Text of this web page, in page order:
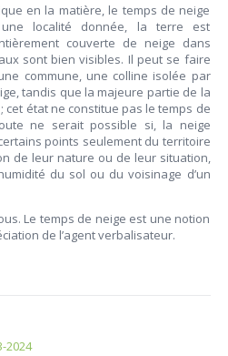
en la matière, le temps de neige
localité donnée, la terre est
couverte de neige dans
sont bien visibles. Il peut se faire
commune, une colline isolée par
tandis que la majeure partie de la
cet état ne constitue pas le temps de
ne serait possible si, la neige
points seulement du territoire
de leur nature ou de leur situation,
du sol ou du voisinage d’un
Le temps de neige est une notion
de l’agent verbalisateur.
2024